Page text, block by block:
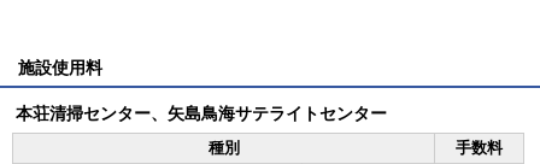
施設使用料
本荘清掃センター、矢島鳥海サテライトセンター
種別
手数料